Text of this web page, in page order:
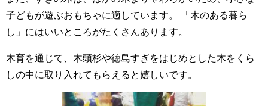
子どもが遊ぶおもちゃに適しています。 「木のある暮ら
し」にはいいところがたくさんあります。
木育を通じて、木頭杉や徳島すぎをはじめとした木をくら
しの中に取り入れてもらえると嬉しいです。